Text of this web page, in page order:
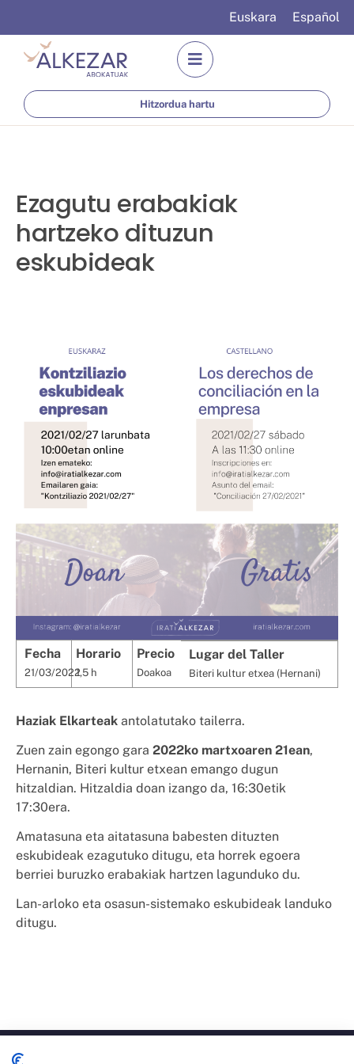
Euskara Español
Hitzordua hartu
Ezagutu erabakiak
hartzeko dituzun
eskubideak
Fecha
21/03/2022
Horario
1,5 h
Precio
Doakoa
Lugar del Taller
Biteri kultur etxea (Hernani)
Haziak Elkarteak antolatutako tailerra.
Zuen zain egongo gara 2022ko martxoaren 21ean,
Hernanin, Biteri kultur etxean emango dugun
hitzaldian. Hitzaldia doan izango da, 16:30etik
17:30era.
Amatasuna eta aitatasuna babesten dituzten
eskubideak ezagutuko ditugu, eta horrek egoera
berriei buruzko erabakiak hartzen lagunduko du.
Lan-arloko eta osasun-sistemako eskubideak landuko
ditugu.